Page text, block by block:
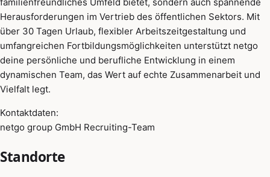
Herausforderungen im Vertrieb des öffentlichen Sektors. Mit
über 30 Tagen Urlaub, flexibler Arbeitszeitgestaltung und
umfangreichen Fortbildungsmöglichkeiten unterstützt netgo
deine persönliche und berufliche Entwicklung in einem
dynamischen Team, das Wert auf echte Zusammenarbeit und
Vielfalt legt.
Kontaktdaten:
netgo group GmbH Recruiting-Team
Standorte